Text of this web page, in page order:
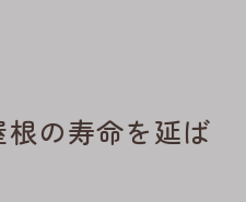
の寿命を延ば